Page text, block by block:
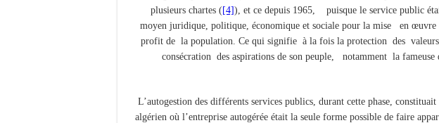
plusieurs chartes ([4]), et ce depuis 1965, puisque le service public
moyen juridique, politique, économique et sociale pour la mise en
profit de la population. Ce qui signifie à la fois la protection des
consécration des aspirations de son peuple, notamment la
L’autogestion des différents services publics, durant cette phase,
algérien où l’entreprise autogérée était la seule forme possible de faire